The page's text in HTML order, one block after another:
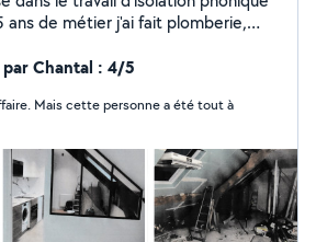
ans de métier j'ai fait plomberie,
fais tout travaux
mes travaux sont couvert par
Chantal : 4/5
Mais cette personne a été tout à